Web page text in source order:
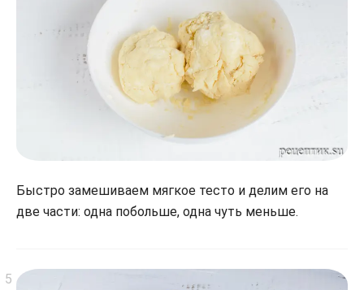
Быстро замешиваем мягкое тесто и делим его на
две части: одна побольше, одна чуть меньше.